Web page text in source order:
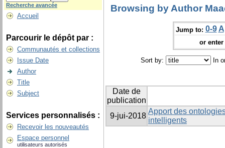
Recherche avancée
Accueil
Parcourir le dépôt par :
Communautés et collections
Issue Date
Author
Title
Subject
Services personnalisés :
Recevoir les nouveautés
Espace personnel
utilisateurs autorisés
Browsing by Author
Jump to: 0-9 A
or
Sort by: In
Date de
publication
9-jui-2018
Apport des
intelligents